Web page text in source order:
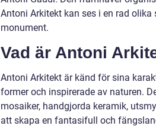
Antoni Arkitekt kan ses i en rad
monument.
Vad är Antoni
Antoni Arkitekt är känd för sina
former och inspirerade av naturen.
mosaiker, handgjorda keramik,
att skapa en fantasifull och